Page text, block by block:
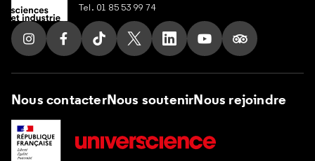
Tel. 01 85 53 99 74
Nous contacterNous soutenirNous rejoindre